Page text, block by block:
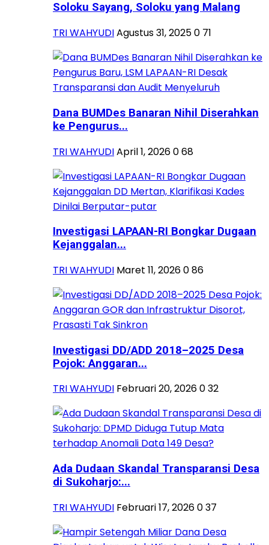
Soloku Sayang, Soloku yang Malang
TRI WAHYUDIAgustus 31, 20250 71
Dana BUMDes Banaran Nihil Diserahkan
ke Pengurus...
TRI WAHYUDIApril 1, 2026068
Investigasi LAPAAN-RI Bongkar Dugaan
Kejanggalan...
TRI WAHYUDI Maret 11, 2026086
Investigasi DD/ADD 2018–2025 Desa
Pojok: Anggaran...
TRI WAHYUDI Februari 20, 2026032
Ada Dudaan Skandal Transparansi Desa
di Sukoharjo:...
TRI WAHYUDI Februari 17, 2026037